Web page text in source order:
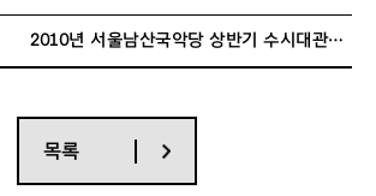
관심의위원회의 심사를 거쳐 개별 통보합니다.
2010년 서울남산국악당 상반기 수시대관안내
목록